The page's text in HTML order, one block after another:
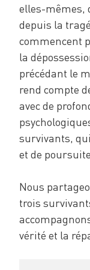
elles-mêmes,
depuis la
commencent
la
précédant le
rend compte
avec de
survivants,
et de
Nous
trois
vérité et la